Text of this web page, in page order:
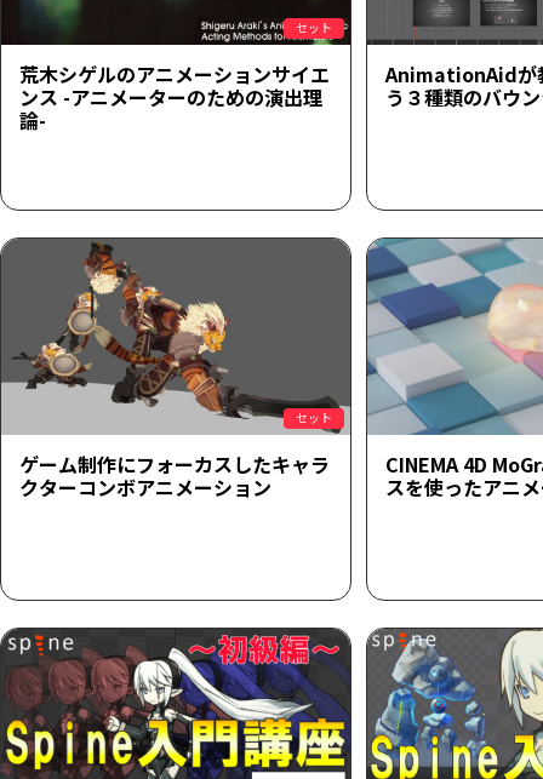
セット
荒木シゲルのアニメーションサイエ
ンス -アニメーターのための演出理
論-
AnimationAidが
う３種類のバウ
セット
ゲーム制作にフォーカスしたキャラ
クターコンボアニメーション
CINEMA 4D
スを使ったアニ